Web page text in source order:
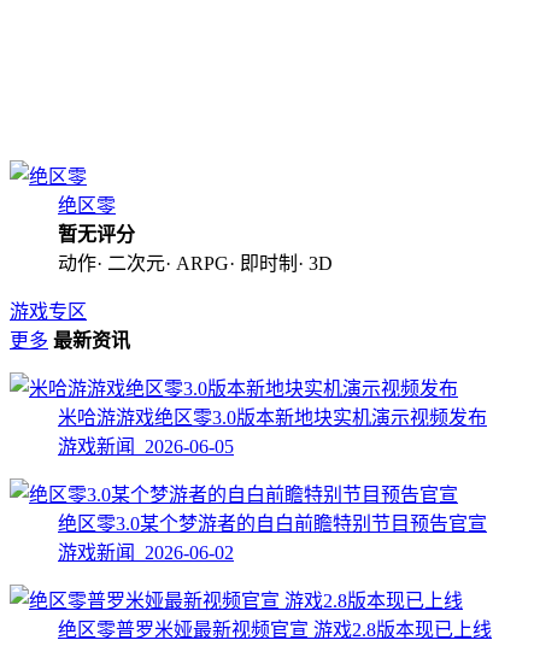
绝区零
暂无评分
动作· 二次元· ARPG· 即时制· 3D
游戏专区
更多 最新资讯
米哈游游戏绝区零3.0版本新地块实机演示视频发布
游戏新闻 2026-06-05
绝区零3.0某个梦游者的自白前瞻特别节目预告官宣
游戏新闻 2026-06-02
绝区零普罗米娅最新视频官宣 游戏2.8版本现已上线